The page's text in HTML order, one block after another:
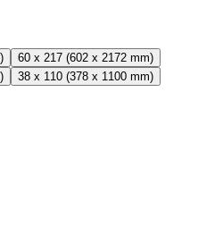
60 x 217 (602 x 2172 mm)
38 x 110 (378 x 1100 mm)